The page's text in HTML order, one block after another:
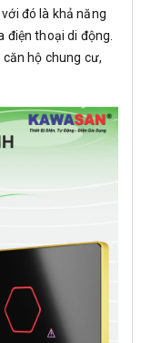
đó là khả năng
điện thoại di động.
hộ chung cư,